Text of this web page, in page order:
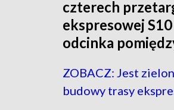
czterech
ekspresowej
odcinka
ZOBACZ: Jest
budowy trasy